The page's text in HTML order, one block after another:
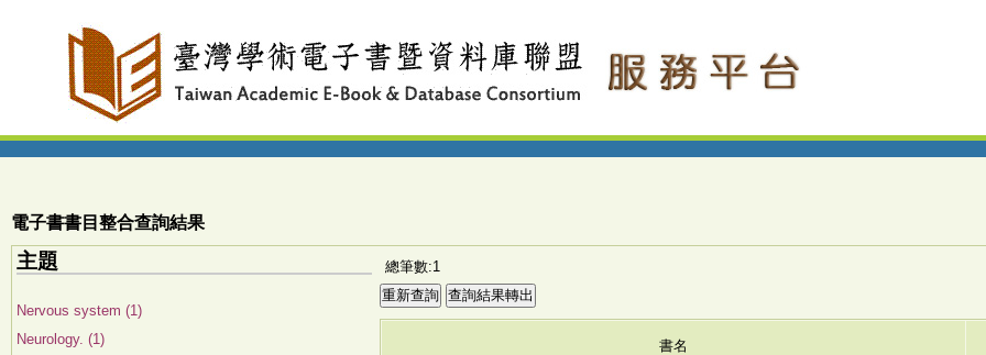
電子書書目整合查詢結果
主題
Nervous system (1)
Neurology. (1)
總筆數:1
書名